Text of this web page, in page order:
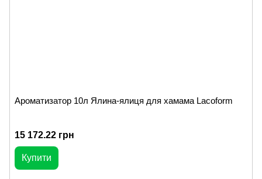
Ароматизатор 10л Ялина-ялиця для хамама Lacoform
15 172.22 грн
Купити